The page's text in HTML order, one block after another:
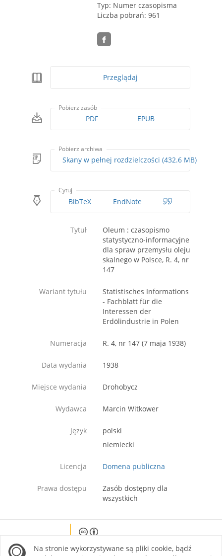
Typ: Numer czasopisma
Liczba pobrań: 961
Przeglądaj
Pobierz zasób
PDF EPUB
Pobierz archiwa
Skany w pełnej rozdzielczości (432.6 MB)
Cytuj
BibTeX EndNote
Tytuł
Oleum : czasopismo
statystyczno-informacyjne
dla spraw przemysłu oleju
skalnego w Polsce, R. 4, nr
147
Wariant tytułu
Statistisches Informations
- Fachblatt für die
Interessen der
Erdölindustrie in Polen
Numeracja R. 4, nr 147 (7 maja 1938)
Data wydania 1938
Miejsce wydania Drohobycz
Wydawca Marcin Witkower
Język
polski
niemiecki
Licencja Domena publiczna
Prawa dostępu
Zasób dostępny dla
wszystkich
site is licensed under a Creative Commons
Na stronie wykorzystywane są pliki cookie, bądź